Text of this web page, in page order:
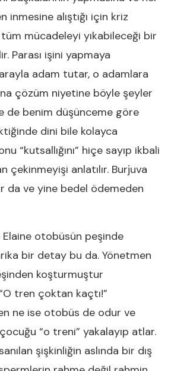
inmesine alıştığı için kriz
tüm mücadeleyi yıkabileceği bir
Parası işini yapmaya
adam tutar, o adamlara
çözüm niyetine böyle şeyler
de benim düşünceme göre
dini bile kolayca
“kutsallığını” hiçe sayıp ikbali
çekinmeyişi anlatılır. Burjuva
da ve yine bedel ödemeden
Elaine otobüsün peşinde
bir detay bu da. Yönetmen
koşturmuştur
tren çoktan kaçtı!”
ne ise otobüs de odur ve
“o treni” yakalayıp atlar.
şişkinliğin aslında bir dış